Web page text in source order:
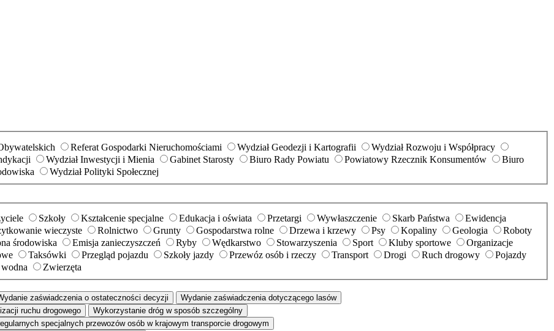
Referat Gospodarki Nieruchomościami Wydział Geodezji i Kartografii
Wydział Rozwoju i Współpracy
Wydział Inwestycji i Mienia Gabinet Starosty Biuro Rady Powiatu Powiatowy Rzecznik Konsumentów
Biuro
Wydział Polityki Społecznej
Szkoły Kształcenie specjalne Edukacja i oświata Przetargi Wywłaszczenie Skarb Państwa
Ewidencja
wieczyste Rolnictwo Grunty Gospodarstwa rolne Drzewa i krzewy Psy Kopaliny Geologia
Roboty
środowiska Emisja zanieczyszczeń Ryby Wędkarstwo Stowarzyszenia Sport Kluby sportowe
Organizacje
Taksówki Przegląd pojazdu Szkoły jazdy Przewóz osób i rzeczy Transport Drogi Ruch drogowy
Pojazdy
Zwierzęta
zaświadczenia o ostateczności decyzji
Wydanie zaświadczenia dotyczącego lasów
ruchu drogowego
Wykorzystanie dróg w sposób szczególny
specjalnych przewozów osób w krajowym transporcie drogowym